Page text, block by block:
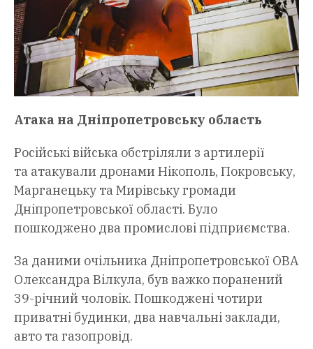
Атака на Дніпропетровську область
Російські війська обстріляли з артилерії
та атакували дронами Нікополь, Покровську,
Марганецьку та Мирівську громади
Дніпропетровської області. Було
пошкоджено два промислові підприємства.
За даними очільника Дніпропетровської ОВА
Олександра Вілкула, був важко поранений
39-річний чоловік. Пошкоджені чотири
приватні будинки, два навчальні заклади,
авто та газопровід.